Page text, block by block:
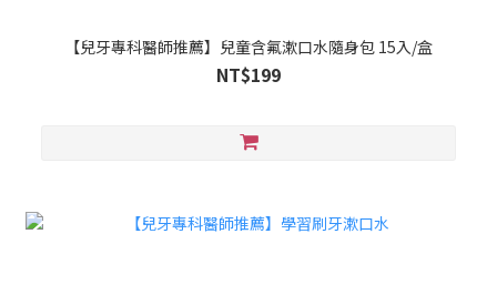
【兒牙專科醫師推薦】兒童含氟漱口水隨身包 15入/盒
NT$199